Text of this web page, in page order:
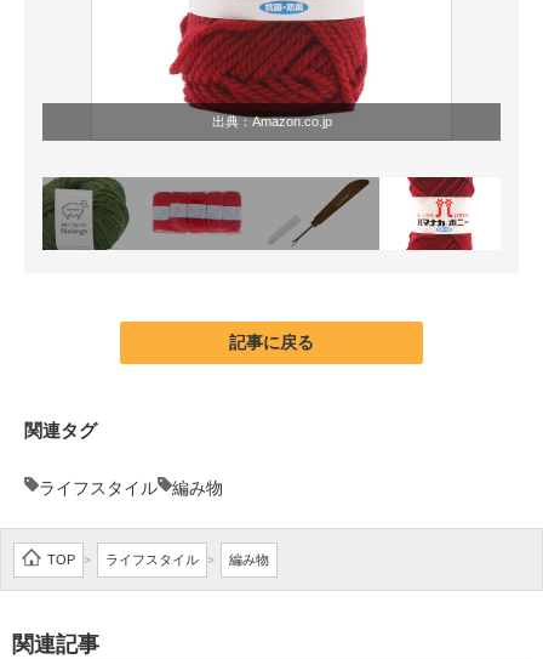
出典：Amazon.co.jp
記事に戻る
関連タグ
ライフスタイル 編み物
TOP > ライフスタイル > 編み物
関連記事